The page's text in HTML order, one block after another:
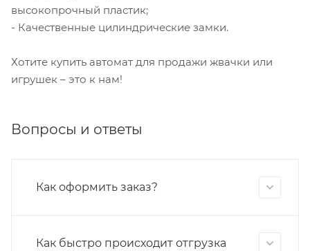
высокопрочный пластик;
- Качественные цилиндрические замки.
Хотите купить автомат для продажи жвачки или
игрушек – это к нам!
Вопросы и ответы
Как оформить заказ?
Как быстро происходит отгрузка